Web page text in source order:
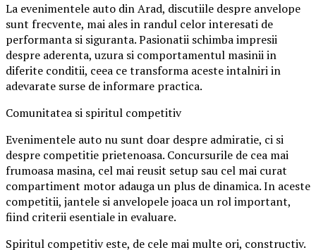
La evenimentele auto din Arad, discutiile despre anvelope
sunt frecvente, mai ales in randul celor interesati de
performanta si siguranta. Pasionatii schimba impresii
despre aderenta, uzura si comportamentul masinii in
diferite conditii, ceea ce transforma aceste intalniri in
adevarate surse de informare practica.
Comunitatea si spiritul competitiv
Evenimentele auto nu sunt doar despre admiratie, ci si
despre competitie prietenoasa. Concursurile de cea mai
frumoasa masina, cel mai reusit setup sau cel mai curat
compartiment motor adauga un plus de dinamica. In aceste
competitii, jantele si anvelopele joaca un rol important,
fiind criterii esentiale in evaluare.
Spiritul competitiv este, de cele mai multe ori, constructiv.